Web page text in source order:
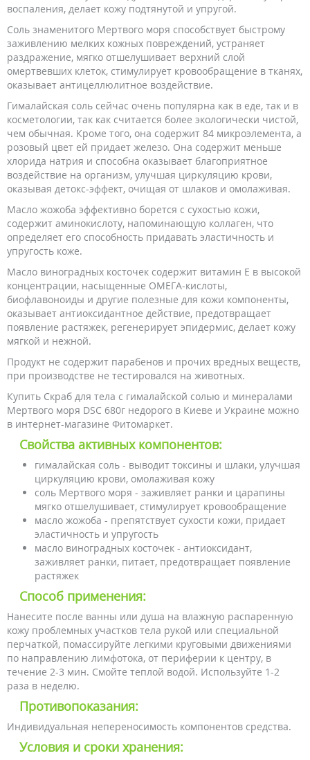
воспаления, делает кожу подтянутой и упругой.
Соль знаменитого Мертвого моря способствует быстрому
заживлению мелких кожных повреждений, устраняет
раздражение, мягко отшелушивает верхний слой
омертвевших клеток, стимулирует кровообращение в тканях,
оказывает антицеллюлитное воздействие.
Гималайская соль сейчас очень популярна как в еде, так и в
косметологии, так как считается более экологически чистой,
чем обычная. Кроме того, она содержит 84 микроэлемента, а
розовый цвет ей придает железо. Она содержит меньше
хлорида натрия и способна оказывает благоприятное
воздействие на организм, улучшая циркуляцию крови,
оказывая детокс-эффект, очищая от шлаков и омолаживая.
Масло жожоба эффективно борется с сухостью кожи,
содержит аминокислоту, напоминающую коллаген, что
определяет его способность придавать эластичность и
упругость коже.
Масло виноградных косточек содержит витамин Е в высокой
концентрации, насыщенные ОМЕГА-кислоты,
биофлавоноиды и другие полезные для кожи компоненты,
оказывает антиоксидантное действие, предотвращает
появление растяжек, регенерирует эпидермис, делает кожу
мягкой и нежной.
Продукт не содержит парабенов и прочих вредных веществ,
при производстве не тестировался на животных.
Купить Скраб для тела с гималайской солью и минералами
Мертвого моря DSC 680г недорого в Киеве и Украине можно
в интернет-магазине Фитомаркет.
Свойства активных компонентов:
гималайская соль - выводит токсины и шлаки, улучшая
циркуляцию крови, омолаживая кожу
соль Мертвого моря - заживляет ранки и царапины
мягко отшелушивает, стимулирует кровообращение
масло жожоба - препятствует сухости кожи, придает
эластичность и упругость
масло виноградных косточек - антиоксидант,
заживляет ранки, питает, предотвращает появление
растяжек
Способ применения:
Нанесите после ванны или душа на влажную распаренную
кожу проблемных участков тела рукой или специальной
перчаткой, помассируйте легкими круговыми движениями
по направлению лимфотока, от периферии к центру, в
течение 2-3 мин. Смойте теплой водой. Используйте 1-2
раза в неделю.
Противопоказания:
Индивидуальная непереносимость компонентов средства.
Условия и сроки хранения: